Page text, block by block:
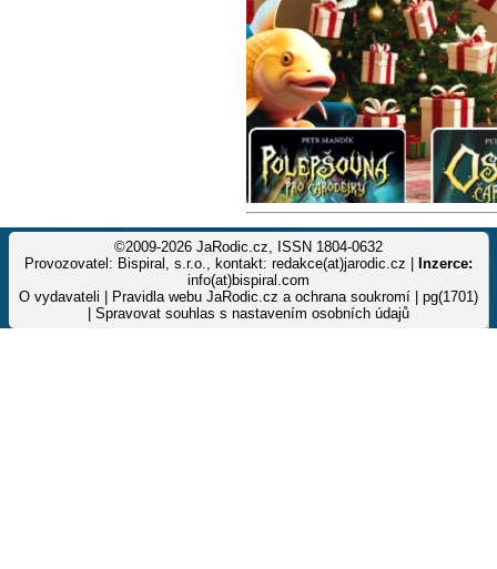
©2009-2026 JaRodic.cz, ISSN 1804-0632
Provozovatel: Bispiral, s.r.o., kontakt: redakce(at)jarodic.cz |
Inzerce:
info(at)bispiral.com
O vydavateli
Pravidla webu JaRodic.cz a ochrana soukromí | pg(1701)
Spravovat souhlas s nastavením osobních údajů